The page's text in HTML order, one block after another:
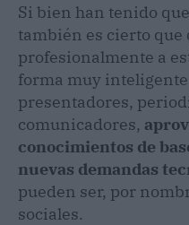
Si bien han tenido
también es cierto que
profesionalmente a
forma muy
presentadores,
comunicadores,
conocimientos de
nuevas demandas
pueden ser, por
sociales.